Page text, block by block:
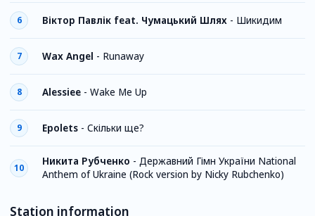
6 Віктор Павлік feat. Чумацький Шлях - Шикидим
7 Wax Angel - Runaway
8 Alessiee - Wake Me Up
9 Epolets - Скільки ще?
10
Никита Рубченко - Державний Гімн України National
Anthem of Ukraine (Rock version by Nicky Rubchenko)
Station information